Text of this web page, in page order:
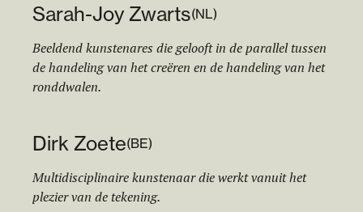
Sarah-Joy Zwarts(NL)
Beeldend kunstenares die gelooft in de parallel tussen
de handeling van het creëren en de handeling van het
ronddwalen.
Dirk Zoete(BE)
Multidisciplinaire kunstenaar die werkt vanuit het
plezier van de tekening.